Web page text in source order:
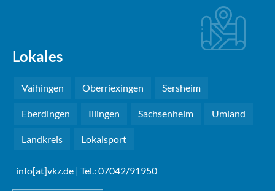
Lokales
Vaihingen Oberriexingen Sersheim
Eberdingen Illingen Sachsenheim Umland
Landkreis Lokalsport
info[at]vkz.de | Tel.: 07042/91950